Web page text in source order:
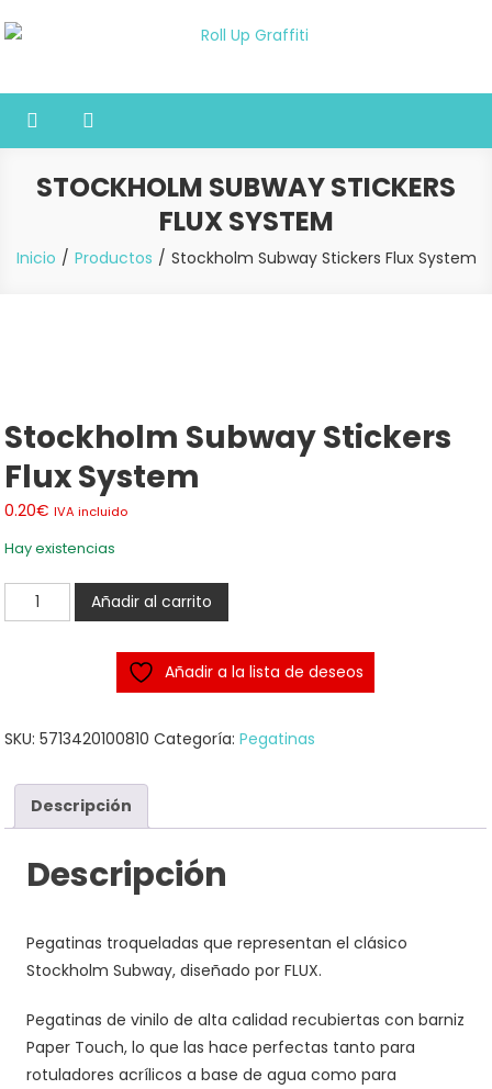
al
artes
STOCKHOLM SUBWAY STICKERS
FLUX SYSTEM
Inicio Productos Stockholm Subway Stickers Flux System
Stockholm Subway Stickers
Flux System
0.20€ IVA incluido
Hay existencias
Stockholm
Subway
cantidad
Añadir al carrito
Añadir a la lista de deseos
SKU:5713420100810 Categoría:Pegatinas
Descripción
Descripción
Pegatinas troqueladas que representan el clásico
Stockholm Subway, diseñado por FLUX.
Pegatinas de vinilo de alta calidad recubiertas con barniz
Paper Touch, lo que las hace perfectas tanto para
rotuladores acrílicos a base de agua como para